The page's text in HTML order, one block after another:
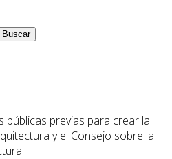
Buscar
públicas previas para crear la
y el Consejo sobre la